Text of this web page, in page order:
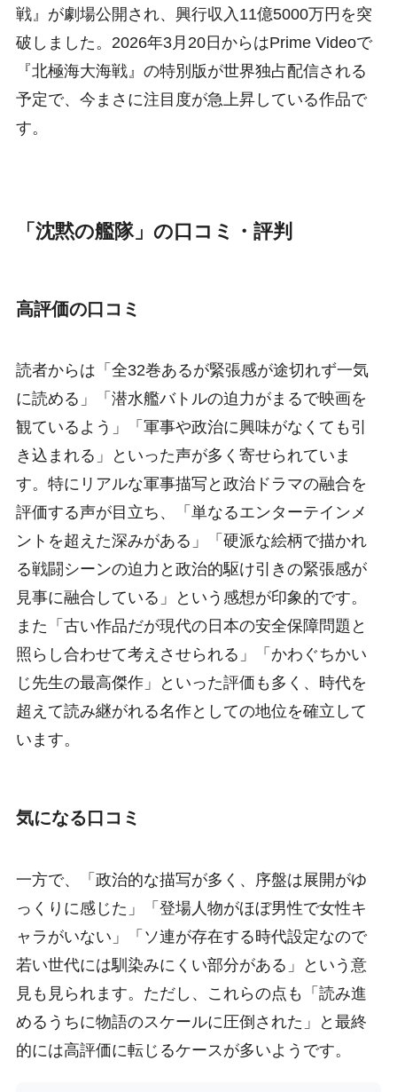
戦』が劇場公開され、興行収入11億5000万円を突
破しました。2026年3月20日からはPrime Videoで
『北極海大海戦』の特別版が世界独占配信される
予定で、今まさに注目度が急上昇している作品で
す。
「沈黙の艦隊」の口コミ・評判
高評価の口コミ
読者からは「全32巻あるが緊張感が途切れず一気
に読める」「潜水艦バトルの迫力がまるで映画を
観ているよう」「軍事や政治に興味がなくても引
き込まれる」といった声が多く寄せられていま
す。特にリアルな軍事描写と政治ドラマの融合を
評価する声が目立ち、「単なるエンターテインメ
ントを超えた深みがある」「硬派な絵柄で描かれ
る戦闘シーンの迫力と政治的駆け引きの緊張感が
見事に融合している」という感想が印象的です。
また「古い作品だが現代の日本の安全保障問題と
照らし合わせて考えさせられる」「かわぐちかい
じ先生の最高傑作」といった評価も多く、時代を
超えて読み継がれる名作としての地位を確立して
います。
気になる口コミ
一方で、「政治的な描写が多く、序盤は展開がゆ
っくりに感じた」「登場人物がほぼ男性で女性キ
ャラがいない」「ソ連が存在する時代設定なので
若い世代には馴染みにくい部分がある」という意
見も見られます。ただし、これらの点も「読み進
めるうちに物語のスケールに圧倒された」と最終
的には高評価に転じるケースが多いようです。